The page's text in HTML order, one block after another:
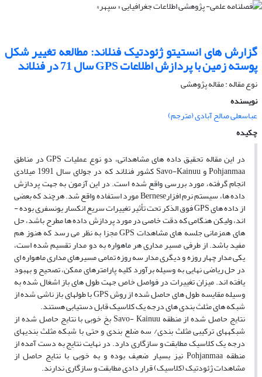
گزارش های انستیتو ژئودتیک فنلاند: مطالعه تغییر شکل
پوسته زمین با پردازش اطلاعات GPS سال 71 در فنلاند
نوع مقاله : مقاله پژوهشی
نویسنده
عباسعلی صالح آبادی (مترجم)
چکیده
در این مقاله تحقیق داده­ های مشاهداتی، دو نوع عملیات GPS در مناطق
Pohjanmaa و Savo-Kainuu کشور فنلاند که در جولای سال 1991 میلادی
انجام گرفته، مورد بررسی واقع شده است. در این آزمون به جهت پردازش
داده ­ها، سیستم نرم افزارBernese مورد استفاده واقع شد. هرچند که بعضی
از داده­ های GPS فوق الذکر تحت تأثیر تغییرات سریع انکسار یونسفری بوده ­
اند، ولیکن هنگامی که دقت خاصی در مورد پردازش داده ­ها مطرح باشد، حل
های همزمانی جلسه­ های مشاهدات GPS مجزا به نظر می­ رسد که هنوز هم
مفید باشد. از طرفی مسیر مداری هر ماهواره به دو مدار تقسیم شده است،
یکی مدار چهار روزه و دیگری مدار سه روزه تمامی مسیرهای مداری ماهواره ­ای
در حل ریاضی نهایی به وسیله برآورد کلیه پارامترهای ممکن، تصحیح و بهبود
یافته­ اند. میزان تغییرات در فواصل خاص جهت طول های باز اشغال شده به
وسیله مقایسه طول های حاصل شده از روش GPS با طولهای باز ناشی شده از
شبکه­ های مثلث بندی های درجه یک کلاسیک قابل دستیابی هستند.
نتایج حاصل شده از منطقه Savo- Kainuu بخ خوبی با نتایج حاصل شده از
شبکه­های ترکیبی مثلث بندی/ سه ضلع بندی و حتی با شبکه مثلث بندی­های
درجه یک کلاسیک مطابقت و سازگاری دارد. در نهایت نتایج به دست آمده از
منطقه Pohjanmaa نیز بسیار ضعیف بوده و به خوبی با نتایج حاصل از
مشاهدات ژئودتیک (کلاسیک) قرار دادی مطابقت و سازگاری ندارند.